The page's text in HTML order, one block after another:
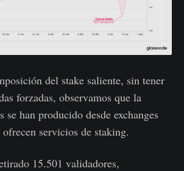
del stake saliente, sin tener
forzadas, observamos que la
se han producido desde exchanges
servicios de staking.
15.501 validadores,